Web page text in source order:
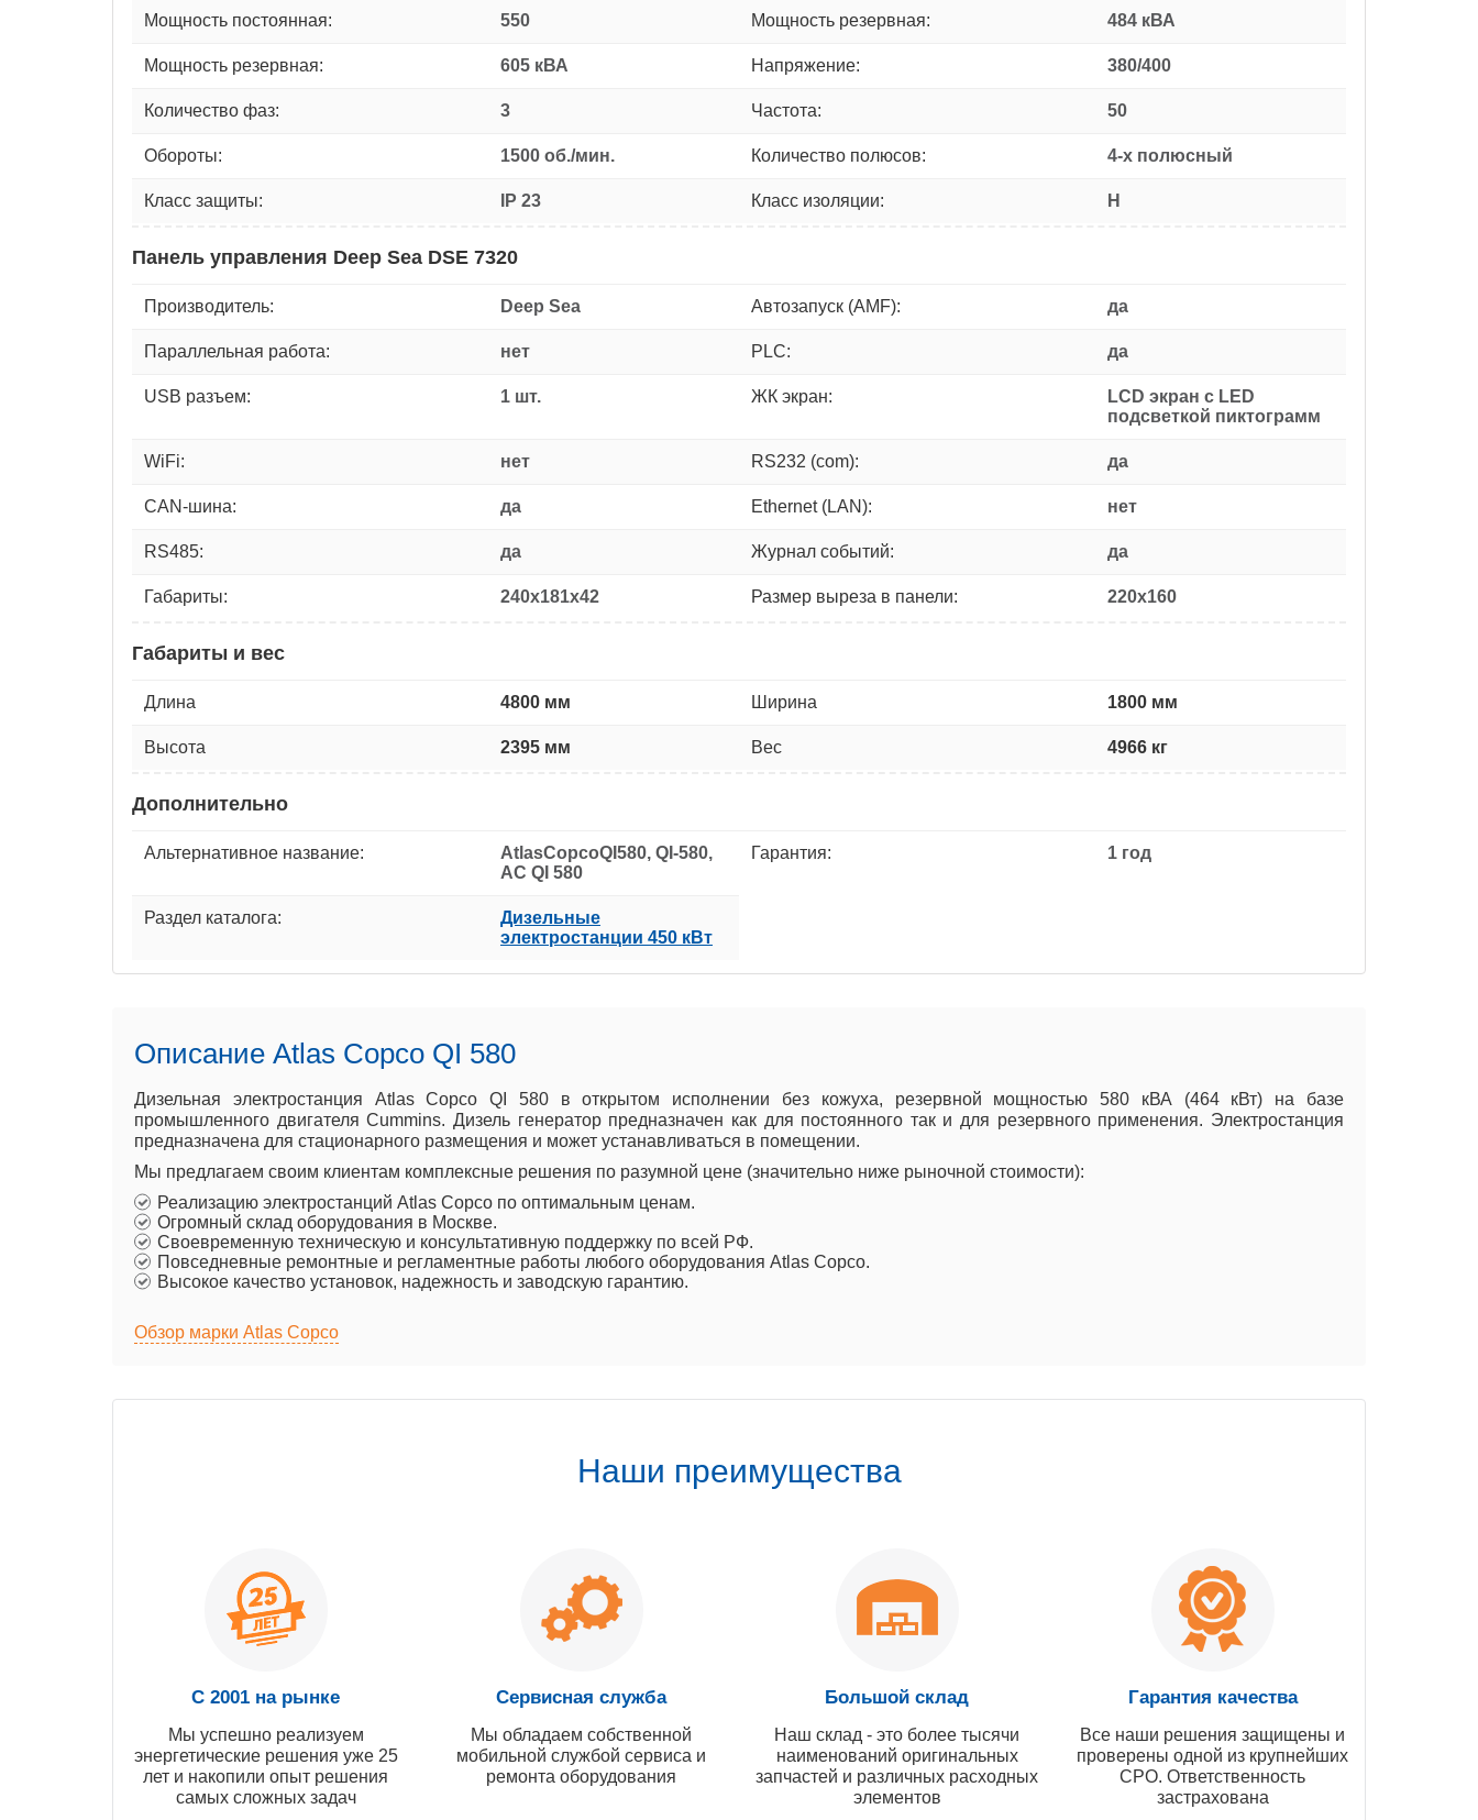
Мощность постоянная: 550 Мощность резервная: 484 кВА
Мощность резервная: 605 кВА Напряжение: 380/400
Количество фаз: 3 Частота: 50
Обороты: 1500 об./мин. Количество полюсов: 4-х полюсный
Класс защиты: IP 23 Класс изоляции: H
Панель управления Deep Sea DSE 7320
Производитель: Deep Sea Автозапуск (AMF): да
Параллельная работа: нет PLC: да
USB разъем: 1 шт. ЖК экран:
LCD экран с LED
подсветкой пиктограмм
WiFi: нет RS232 (com): да
CAN-шина: да Ethernet (LAN): нет
RS485: да Журнал событий: да
Габариты: 240x181x42 Размер выреза в панели: 220x160
Габариты и вес
Длина 4800 мм Ширина 1800 мм
Высота 2395 мм Вес 4966 кг
Дополнительно
Альтернативное название:
AtlasCopcoQI580, QI-580,
AC QI 580
Гарантия: 1 год
Раздел каталога:
Дизельные
электростанции 450 кВт
Описание Atlas Copco QI 580
Дизельная электростанция Atlas Copco QI 580 в открытом исполнении без кожуха, резервной мощностью 580 кВА (464 кВт) на базе
промышленного двигателя Cummins. Дизель генератор предназначен как для постоянного так и для резервного применения. Электростанция
предназначена для стационарного размещения и может устанавливаться в помещении.
Мы предлагаем своим клиентам комплексные решения по разумной цене (значительно ниже рыночной стоимости):
Реализацию электростанций Atlas Copco по оптимальным ценам.
Огромный склад оборудования в Москве.
Своевременную техническую и консультативную поддержку по всей РФ.
Повседневные ремонтные и регламентные работы любого оборудования Atlas Copco.
Высокое качество установок, надежность и заводскую гарантию.
Обзор марки Atlas Copco
Наши преимущества
С 2001 на рынке
Мы успешно реализуем
энергетические решения уже 25
лет и накопили опыт решения
самых сложных задач
Сервисная служба
Мы обладаем собственной
мобильной службой сервиса и
ремонта оборудования
Большой склад
Наш склад - это более тысячи
наименований оригинальных
запчастей и различных расходных
элементов
Гарантия качества
Все наши решения защищены и
проверены одной из крупнейших
СРО. Ответственность
застрахована